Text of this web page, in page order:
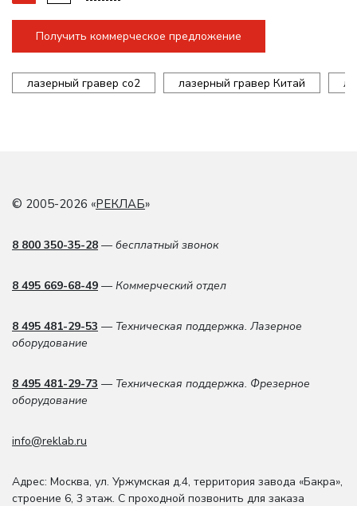
Получить коммерческое предложение
лазерный гравер co2 лазерный гравер Китай
© 2005-2026 «РЕКЛАБ»
8 800 350-35-28 — бесплатный звонок
8 495 669-68-49 — Коммерческий отдел
8 495 481-29-53 — Техническая поддержка. Лазерное
оборудование
8 495 481-29-73 — Техническая поддержка. Фрезерное
оборудование
info@reklab.ru
Адрес: Москва, ул. Уржумская д.4, территория завода «Бакра»,
строение 6, 3 этаж. С проходной позвонить для заказа